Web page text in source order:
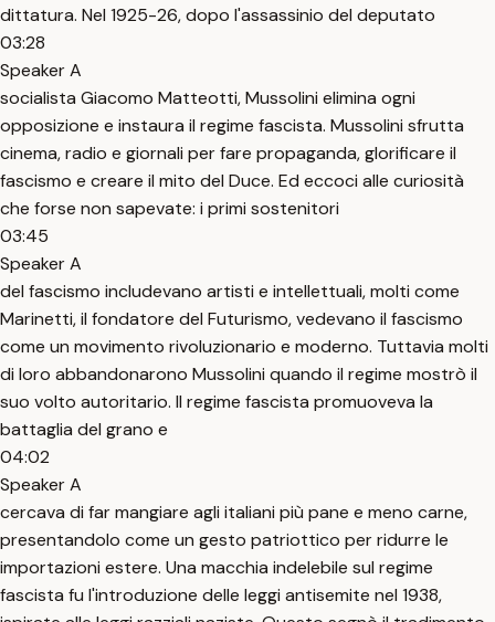
dittatura. Nel 1925-26, dopo l'assassinio del deputato
03:28
Speaker A
socialista Giacomo Matteotti, Mussolini elimina ogni
opposizione e instaura il regime fascista. Mussolini sfrutta
cinema, radio e giornali per fare propaganda, glorificare il
fascismo e creare il mito del Duce. Ed eccoci alle curiosità
che forse non sapevate: i primi sostenitori
03:45
Speaker A
del fascismo includevano artisti e intellettuali, molti come
Marinetti, il fondatore del Futurismo, vedevano il fascismo
come un movimento rivoluzionario e moderno. Tuttavia molti
di loro abbandonarono Mussolini quando il regime mostrò il
suo volto autoritario. Il regime fascista promuoveva la
battaglia del grano e
04:02
Speaker A
cercava di far mangiare agli italiani più pane e meno carne,
presentandolo come un gesto patriottico per ridurre le
importazioni estere. Una macchia indelebile sul regime
fascista fu l'introduzione delle leggi antisemite nel 1938,